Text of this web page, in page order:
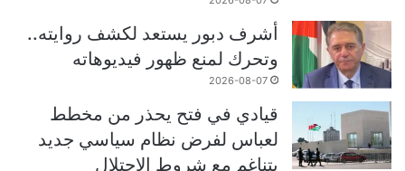
أشرف دبور يستعد لكشف روايته..
وتحرك لمنع ظهور فيديوهاته
2026-08-07
قيادي في فتح يحذر من مخطط
لعباس لفرض نظام سياسي جديد
يتناغم مع شروط الاحتلال